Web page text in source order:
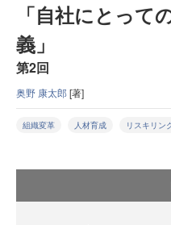
「自社にとって
義」
第2回
奥野 康太郎[著]
組織変革 人材育成 リスキリン